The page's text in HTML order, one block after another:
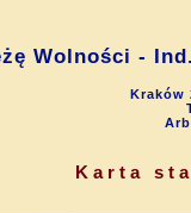
Wolności -
Kraków
Karta